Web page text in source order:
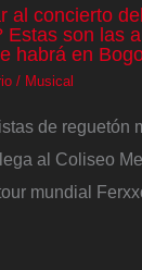
al concierto
Estas son las
habrá en
/ Musical
de reguetón
al Coliseo
mundial